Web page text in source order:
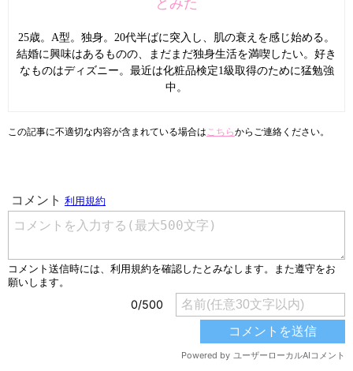
25歳。A型。独身。20代半ばに突入し、肌の衰えを感じ始める。
結婚に興味はあるものの、まだまだ独身生活を満喫したい。好き
なものはディズニー。最近は化粧品検定1級取得のために猛勉強
中。
この記事に不適切な内容が含まれている場合はこちらからご連絡ください。